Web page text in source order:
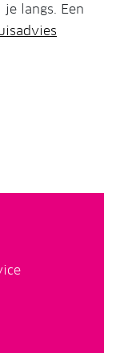
langs. Een